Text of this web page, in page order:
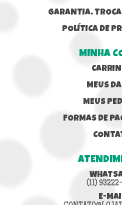
GARANTIA, TROCA
POLÍTICA DE
MINHA
MEUS
MEUS
FORMAS DE
(11)
E-